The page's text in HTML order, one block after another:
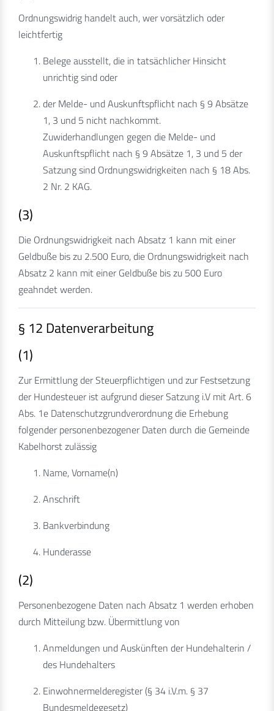
Ordnungswidrig handelt auch, wer vorsätzlich oder
leichtfertig
Belege ausstellt, die in tatsächlicher Hinsicht
unrichtig sind oder
der Melde- und Auskunftspflicht nach § 9 Absätze
1, 3 und 5 nicht nachkommt.
Zuwiderhandlungen gegen die Melde- und
Auskunftspflicht nach § 9 Absätze 1, 3 und 5 der
Satzung sind Ordnungswidrigkeiten nach § 18 Abs.
2 Nr. 2 KAG.
(3)
Die Ordnungswidrigkeit nach Absatz 1 kann mit einer
Geldbuße bis zu 2.500 Euro, die Ordnungswidrigkeit nach
Absatz 2 kann mit einer Geldbuße bis zu 500 Euro
geahndet werden.
§ 12 Datenverarbeitung
(1)
Zur Ermittlung der Steuerpflichtigen und zur Festsetzung
der Hundesteuer ist aufgrund dieser Satzung i.V mit Art. 6
Abs. 1e Datenschutzgrundverordnung die Erhebung
folgender personenbezogener Daten durch die Gemeinde
Kabelhorst zulässig
Name, Vorname(n)
Anschrift
Bankverbindung
Hunderasse
(2)
Personenbezogene Daten nach Absatz 1 werden erhoben
durch Mitteilung bzw. Übermittlung von
Anmeldungen und Auskünften der Hundehalterin /
des Hundehalters
Einwohnermelderegister (§ 34 i.V.m. § 37
Bundesmeldegesetz)